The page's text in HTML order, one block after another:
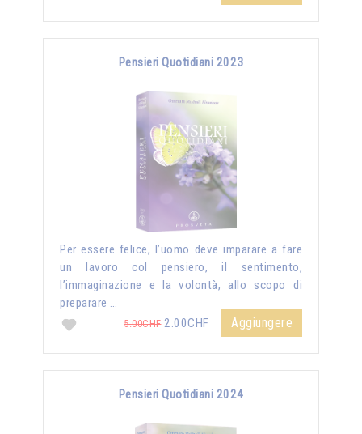
Pensieri Quotidiani 2023
Per essere felice, l’uomo deve imparare a fare
un lavoro col pensiero, il sentimento,
l’immaginazione e la volontà, allo scopo di
preparare …
5.00CHF2.00CHF Aggiungere
Pensieri Quotidiani 2024